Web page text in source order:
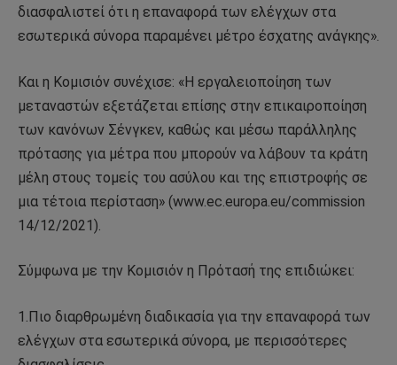
διασφαλιστεί ότι η επαναφορά των ελέγχων στα
εσωτερικά σύνορα παραμένει μέτρο έσχατης ανάγκης».
Και η Κομισιόν συνέχισε: «Η εργαλειοποίηση των
μεταναστών εξετάζεται επίσης στην επικαιροποίηση
των κανόνων Σένγκεν, καθώς και μέσω παράλληλης
πρότασης για μέτρα που μπορούν να λάβουν τα κράτη
μέλη στους τομείς του ασύλου και της επιστροφής σε
μια τέτοια περίσταση» (www.ec.europa.eu/commission
14/12/2021).
Σύμφωνα με την Κομισιόν η Πρότασή της επιδιώκει:
1.Πιο διαρθρωμένη διαδικασία για την επαναφορά των
ελέγχων στα εσωτερικά σύνορα, με περισσότερες